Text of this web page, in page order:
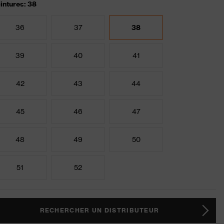
38
36 37 38
39 40 41
42 43 44
45 46 47
48 49 50
51 52
RECHERCHER UN DISTRIBUTEUR